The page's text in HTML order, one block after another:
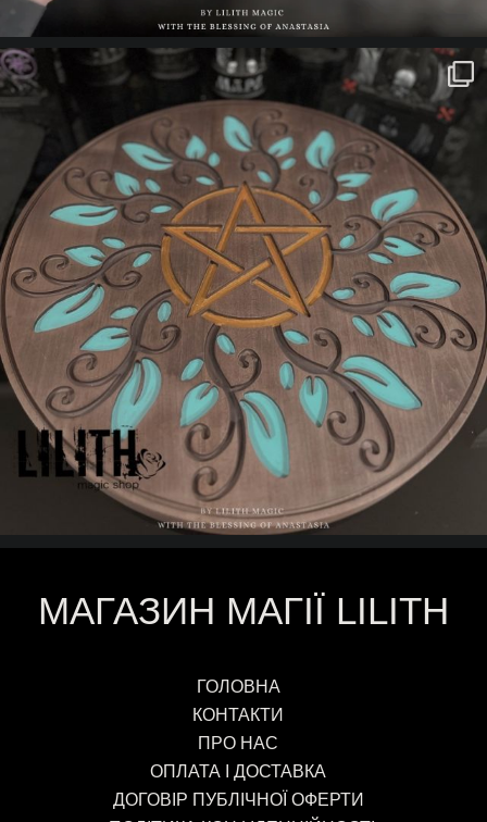
МАГАЗИН МАГІЇ LILITH
ГОЛОВНА
КОНТАКТИ
ПРО НАС
ОПЛАТА І ДОСТАВКА
ДОГОВІР ПУБЛІЧНОЇ ОФЕРТИ